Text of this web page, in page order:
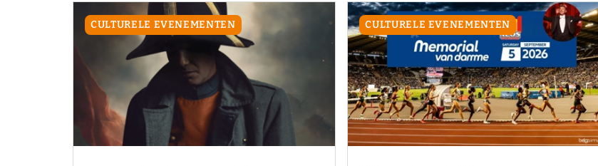
CULTURELE EVENEMENTEN CULTURELE EVENEMENTEN